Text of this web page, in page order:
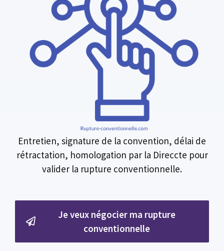
Entretien, signature de la convention, délai de
rétractation, homologation par la Direccte pour
valider la rupture conventionnelle.
Je veux négocier ma rupture
conventionnelle